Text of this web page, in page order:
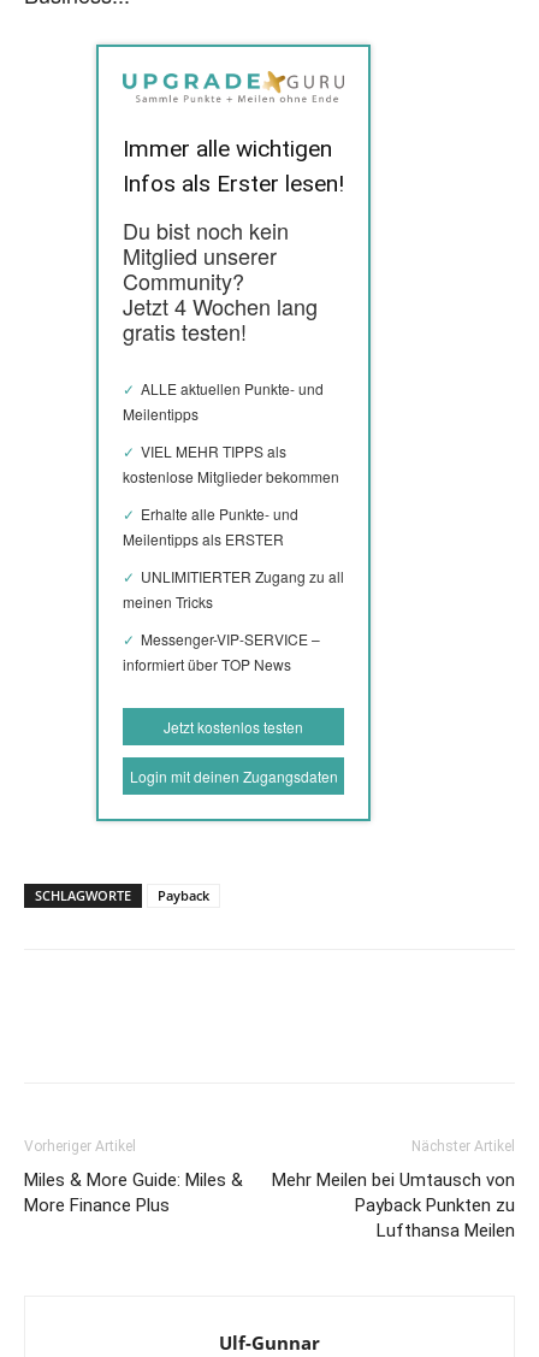
Immer alle wichtigen
Infos als Erster lesen!
Du bist noch kein
Mitglied unserer
Community?
Jetzt 4 Wochen lang
gratis testen!
ALLE aktuellen Punkte- und
Meilentipps
VIEL MEHR TIPPS als
kostenlose Mitglieder bekommen
Erhalte alle Punkte- und
Meilentipps als ERSTER
UNLIMITIERTER Zugang zu all
meinen Tricks
Messenger-VIP-SERVICE –
informiert über TOP News
Jetzt kostenlos testen
Login mit deinen Zugangsdaten
SCHLAGWORTE Payback
Vorheriger Artikel
Miles & More Guide: Miles &
More Finance Plus
Nächster Artikel
Mehr Meilen bei Umtausch von
Payback Punkten zu
Lufthansa Meilen
Ulf-Gunnar